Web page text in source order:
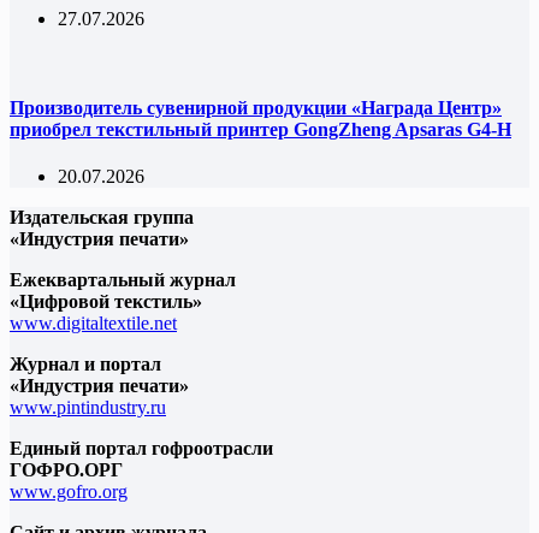
27.07.2026
Производитель сувенирной продукции «Награда Центр»
приобрел текстильный принтер GongZheng Apsaras G4-H
20.07.2026
Издательская группа
«Индустрия печати»
Ежеквартальный журнал
«Цифровой текстиль»
www.digitaltextile.net
Журнал и портал
«Индустрия печати»
www.pintindustry.ru
Единый портал гофроотрасли
ГОФРО.ОРГ
www.gofro.org